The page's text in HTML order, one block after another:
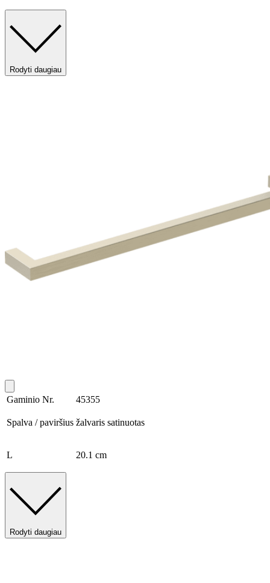
Rodyti daugiau
Gaminio Nr. 45355
Spalva / paviršius žalvaris satinuotas
L 20.1 cm
Rodyti daugiau